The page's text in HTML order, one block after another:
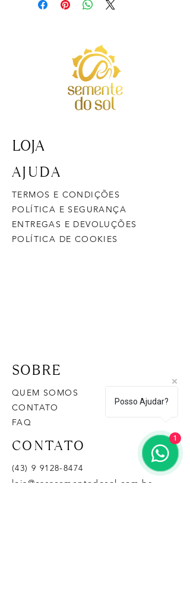
LOJA
AJUDA
TERMOS E CONDIÇÕES
POLÍTICA E SEGURANÇA
ENTREGAS E DEVOLUÇÕES
POLÍTICA DE COOKIES
SOBRE
QUEM SOMOS
CONTATO
FAQ
CONTATO
(43) 9 9128-8474
loja@casasementedosol.com.br
Posso Ajudar?
1